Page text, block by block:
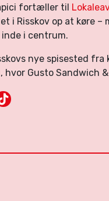
fortæller til
i Risskov op at køre
i centrum.
nye spisested
Gusto Sandwich